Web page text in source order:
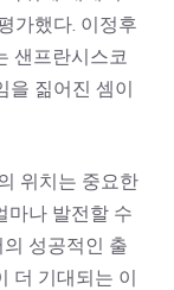
가했다. 이정후
샌프란시스코
을 짊어진 셈이
위치는 중요한
마나 발전할 수
성공적인 출
더 기대되는 이